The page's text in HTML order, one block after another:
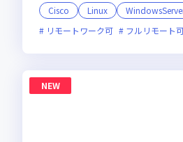
Cisco
Linux
リモートワーク可
フルリモート
NEW